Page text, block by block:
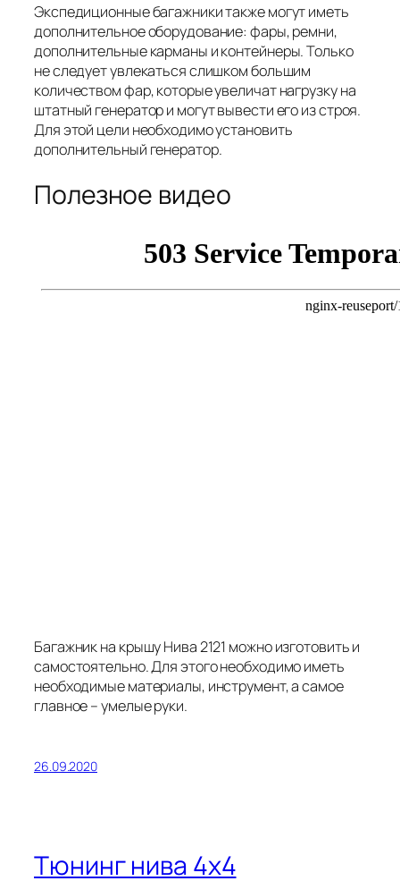
Экспедиционные багажники также могут иметь
дополнительное оборудование: фары, ремни,
дополнительные карманы и контейнеры. Только
не следует увлекаться слишком большим
количеством фар, которые увеличат нагрузку на
штатный генератор и могут вывести его из строя.
Для этой цели необходимо установить
дополнительный генератор.
Полезное видео
Багажник на крышу Нива 2121 можно изготовить и
самостоятельно. Для этого необходимо иметь
необходимые материалы, инструмент, а самое
главное – умелые руки.
26.09.2020
Тюнинг нива 4х4